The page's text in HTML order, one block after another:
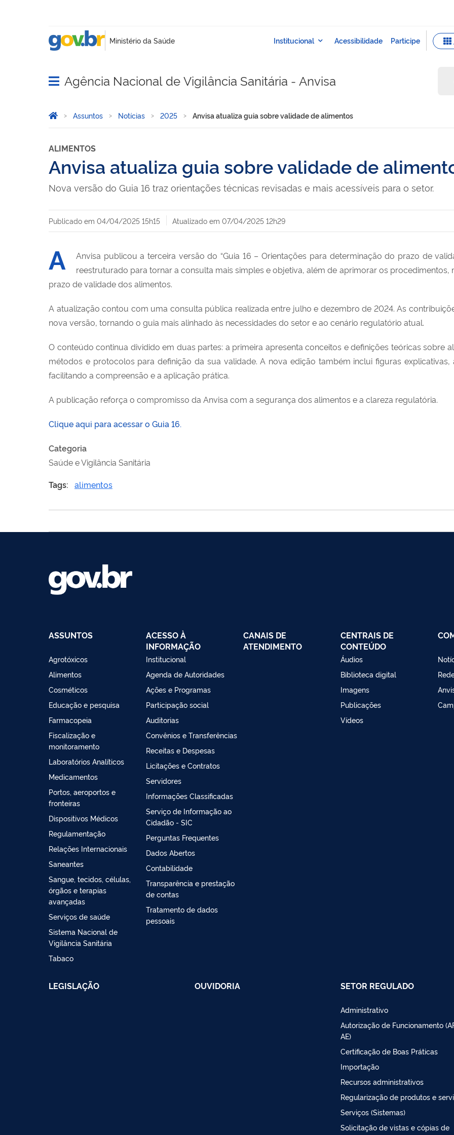
Abrir menu principal de navegação
Agência Nacional de Vigilância Sanitária - Anvisa
Você está aqui:
Página Inicial
Assuntos Notícias 2025 Anvisa atualiza guia sobre validade de alimentos
ALIMENTOS
Anvisa atualiza guia sobre validade de
Nova versão do Guia 16 traz orientações técnicas revisadas e mais acessíveis para o setor.
Publicado em 04/04/2025 15h15 Atualizado em 07/04/2025 12h29
A Anvisa publicou a terceira versão do “Guia 16 – Orientações para determinação do prazo de
reestruturado para tornar a consulta mais simples e objetiva, além de aprimorar os
prazo de validade dos alimentos.
A atualização contou com uma consulta pública realizada entre julho e dezembro de 2024. As
nova versão, tornando o guia mais alinhado às necessidades do setor e ao cenário regulatório atual.
O conteúdo continua dividido em duas partes: a primeira apresenta conceitos e definições teóricas sobre
métodos e protocolos para definição da sua validade. A nova edição também inclui figuras explicativas,
facilitando a compreensão e a aplicação prática.
A publicação reforça o compromisso da Anvisa com a segurança dos alimentos e a clareza regulatória.
Clique aqui para acessar o Guia 16.
Categoria
Saúde e Vigilância Sanitária
Tags: alimentos
ASSUNTOS
Agrotóxicos
Alimentos
Cosméticos
Educação e pesquisa
Farmacopeia
Fiscalização e
monitoramento
Laboratórios Analíticos
Medicamentos
Portos, aeroportos e
fronteiras
Dispositivos Médicos
Regulamentação
Relações Internacionais
Saneantes
Sangue, tecidos, células,
órgãos e terapias
avançadas
Serviços de saúde
Sistema Nacional de
Vigilância Sanitária
Tabaco
ACESSO À
INFORMAÇÃO
Institucional
Agenda de Autoridades
Ações e Programas
Participação social
Auditorias
Convênios e Transferências
Receitas e Despesas
Licitações e Contratos
Servidores
Informações Classificadas
Serviço de Informação ao
Cidadão - SIC
Perguntas Frequentes
Dados Abertos
Contabilidade
Transparência e prestação
de contas
Tratamento de dados
pessoais
CANAIS DE
ATENDIMENTO
CENTRAIS DE
CONTEÚDO
Áudios
Biblioteca digital
Imagens
Publicações
Vídeos
LEGISLAÇÃO OUVIDORIA SETOR REGULADO
Administrativo
Autorização de Funcionamento
AE)
Certificação de Boas Práticas
Importação
Recursos administrativos
Regularização de produtos e
Serviços (Sistemas)
Solicitação de vistas e cópias de